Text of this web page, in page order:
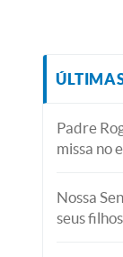
Padre
missa no
Nossa
seus